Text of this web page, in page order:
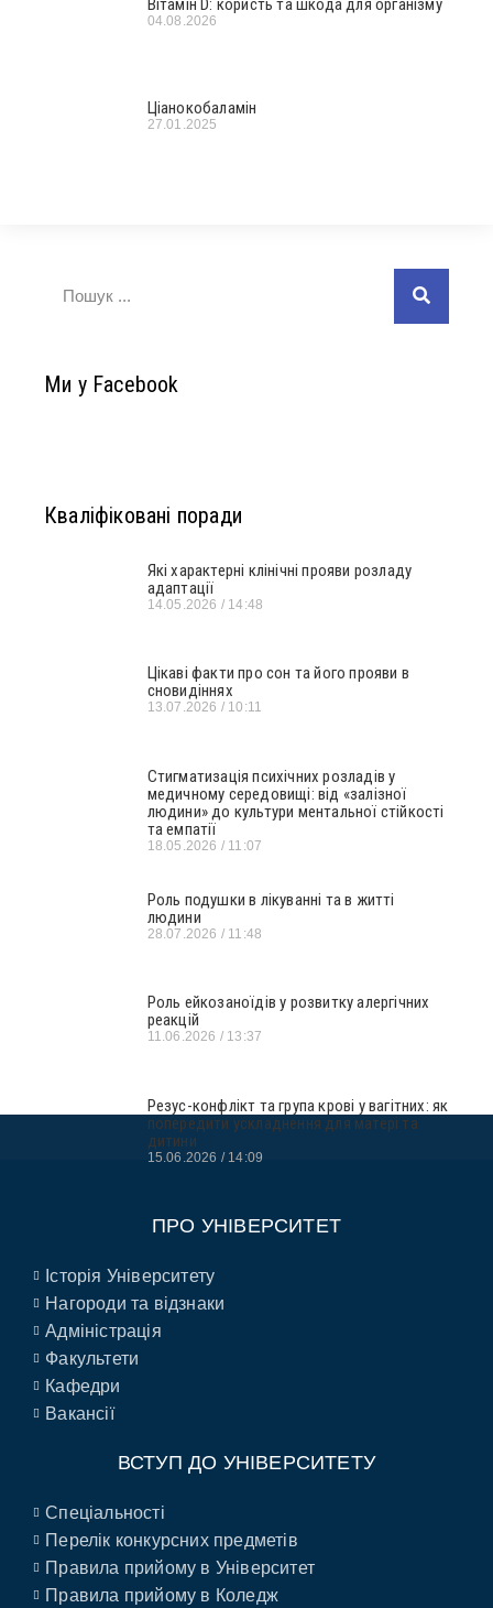
Вітамін D: користь та шкода для організму
04.08.2026
Ціанокобаламін
27.01.2025
Ми у Facebook
Кваліфіковані поради
Які характерні клінічні прояви розладу
адаптації
14.05.2026 14:48
Цікаві факти про сон та його прояви в
сновидіннях
13.07.2026 10:11
Стигматизація психічних розладів у
медичному середовищі: від «залізної
людини» до культури ментальної стійкості
та емпатії
18.05.2026 11:07
Роль подушки в лікуванні та в житті
людини
28.07.2026 11:48
Роль ейкозаноїдів у розвитку алергічних
реакцій
11.06.2026 13:37
Резус-конфлікт та група крові у вагітних: як
попередити ускладнення для матері та
дитини
15.06.2026 14:09
ПРО УНІВЕРСИТЕТ
Історія Університету
Нагороди та відзнаки
Адміністрація
Факультети
Кафедри
Вакансії
ВСТУП ДО УНІВЕРСИТЕТУ
Спеціальності
Перелік конкурсних предметів
Правила прийому в Університет
Правила прийому в Коледж